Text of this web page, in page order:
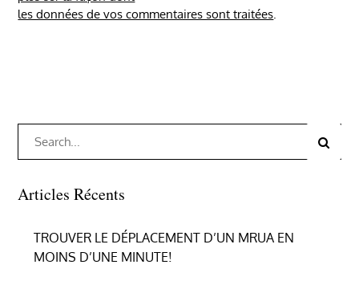
les données de vos commentaires sont traitées.
for:
Search
Articles Récents
TROUVER LE DÉPLACEMENT D’UN MRUA EN
MOINS D’UNE MINUTE!